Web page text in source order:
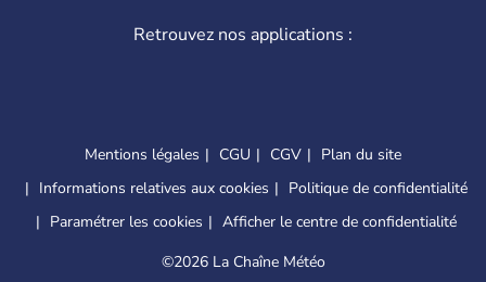
Retrouvez nos applications :
Mentions légales CGU CGV
Plan du site
Informations relatives aux cookies
Politique de confidentialité
Paramétrer les cookies
Afficher le centre de confidentialité
©2026 La Chaîne Météo